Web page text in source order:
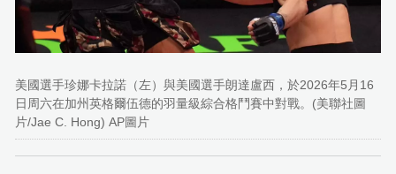
美國選手珍娜卡拉諾（左）與美國選手朗達盧西，於2026年5月16
日周六在加州英格爾伍德的羽量級綜合格鬥賽中對戰。(美聯社圖
片/Jae C. Hong) AP圖片